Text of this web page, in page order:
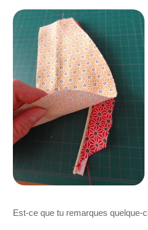
Est-ce que tu remarques quelque-